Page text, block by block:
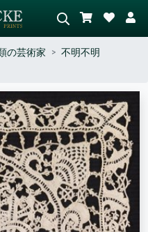
ーンを説明してください – 例：
の草原、赤の多い抽象画、暗い
油絵、木のそばの立ち姿のヌー
ド。
の芸術家
不明不明